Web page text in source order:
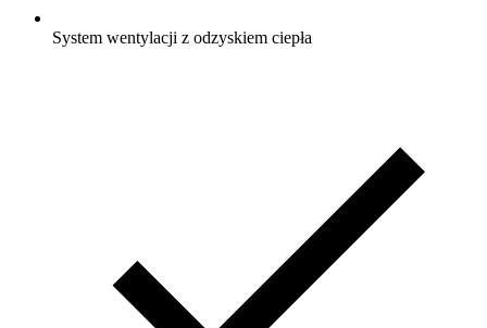
System wentylacji z odzyskiem ciepła